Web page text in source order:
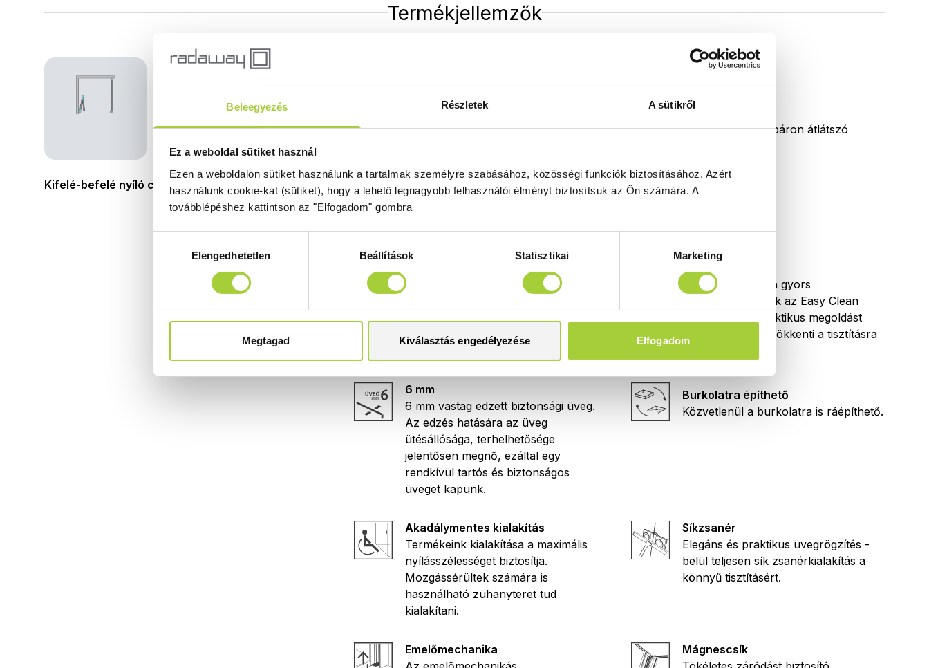
Beleegyezés Részletek A sütikről
Ez a weboldal sütiket használ
Ezen a weboldalon sütiket használunk a tartalmak személyre szabásához, közösségi funkciók biztosításához. Azért
használunk cookie-kat (sütiket), hogy a lehető legnagyobb felhasználói élményt biztosítsuk az Ön számára. A
továbblépéshez kattintson az "Elfogadom" gombra
kiválasztásaElengedhetetlen Beállítások Statisztikai Marketing
Megtagad Kiválasztás engedélyezése Elfogadom
Termékjellemzők
Kifelé-befelé nyíló csuklós ajtó egy fix oldalfallal
Balos Jobbos
Ez a termékBalos ésJobbos
cikkszám megadására, mert mindkét
esetben más cikkszáma van a
terméknek!
kiválasztásához.
Átlátszó üveg
Termékeinket alapáron átlátszó
Az ajtóra közvetlen irányított vízsugár
14428:2008+A1szabványnak
megfelelően vízbiztosak.)
Mondjon búcsút a gyors
vízkőlerakódásnak az Easy Clean
védőréteggel! Praktikus megoldást
kínálunk, ami lecsökkenti a tisztításra
6 mm
6 mm vastag edzett biztonsági üveg.
Az edzés hatására az üveg
ütésállósága, terhelhetősége
jelentősen megnő, ezáltal egy
rendkívül tartós és biztonságos
üveget kapunk.
Burkolatra építhető
Közvetlenül a burkolatra is ráépíthető.
Akadálymentes kialakítás
Termékeink kialakítása a maximális
nyílásszélességet biztosítja.
Mozgássérültek számára is
használható zuhanyteret tud
kialakítani.
Síkzsanér
Elegáns és praktikus üvegrögzítés -
belül teljesen sík zsanérkialakítás a
könnyű tisztításért.
Emelőmechanika
Mágnescsík